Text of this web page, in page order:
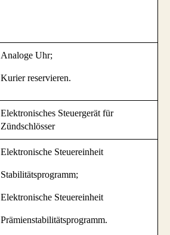
Analoge Uhr;
Kurier reservieren.
Elektronisches Steuergerät für
Zündschlösser
Elektronische Steuereinheit
Stabilitätsprogramm;
Elektronische Steuereinheit
Prämienstabilitätsprogramm.